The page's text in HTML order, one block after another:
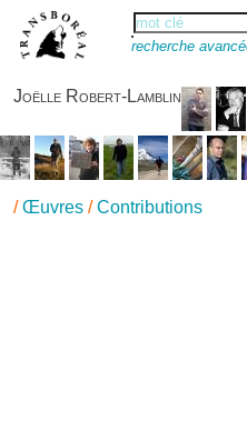
recherche
Joëlle Robert-Lamblin
/Œuvres /Contributions